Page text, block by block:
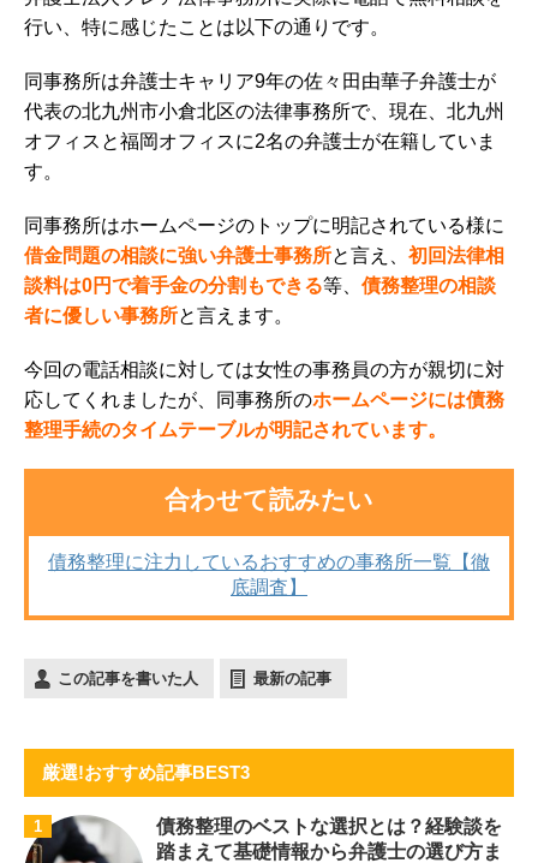
行い、特に感じたことは以下の通りです。
同事務所は弁護士キャリア9年の佐々田由華子弁護士が
代表の北九州市小倉北区の法律事務所で、現在、北九州
オフィスと福岡オフィスに2名の弁護士が在籍していま
す。
同事務所はホームページのトップに明記されている様に
借金問題の相談に強い弁護士事務所と言え、 初回法律相
談料は0円で着手金の分割もできる等、 債務整理の相談
者に優しい事務所と言えます。
今回の電話相談に対しては女性の事務員の方が親切に対
応してくれましたが、同事務所のホームページには債務
整理手続のタイムテーブルが明記されています。
合わせて読みたい
債務整理に注力しているおすすめの事務所一覧【徹
底調査】
この記事を書いた人 最新の記事
厳選!おすすめ記事BEST3
1
債務整理のベストな選択とは？経験談を
踏まえて基礎情報から弁護士の選び方ま